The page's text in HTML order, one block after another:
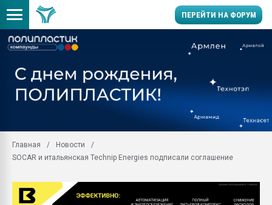
ПЕРЕЙТИ НА ФОРУМ
пластмасс
ситуацией на
Продам отходы
Главная
Новости
SOCAR и итальянская Technip Energies подписали соглашение